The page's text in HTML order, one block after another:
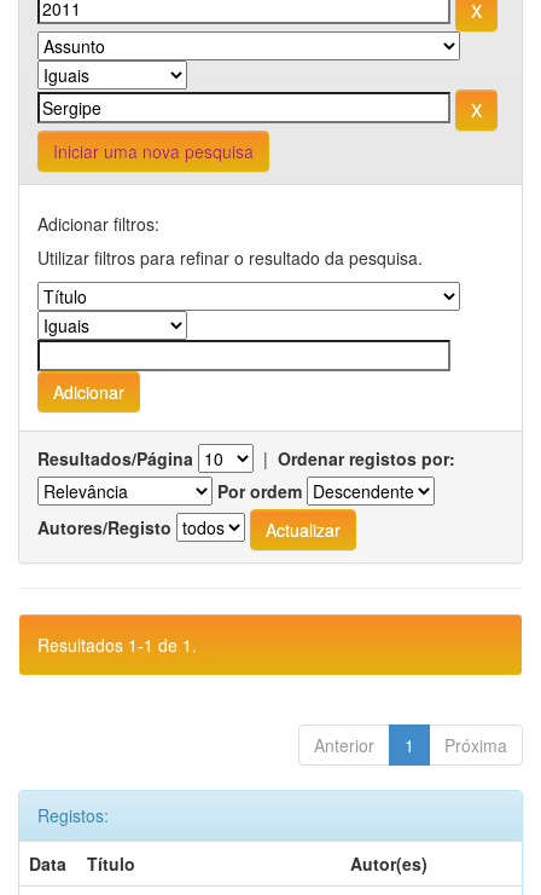
Iniciar uma nova pesquisa
Adicionar filtros:
Utilizar filtros para refinar o resultado da pesquisa.
Resultados/Página | Ordenar registos por:
Por ordem
Autores/Registo
Resultados 1-1 de 1.
Anterior 1 Próxima
Registos:
Data
Título
Autor(es)